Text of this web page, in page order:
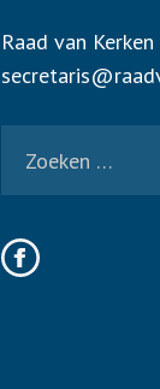
Raad van